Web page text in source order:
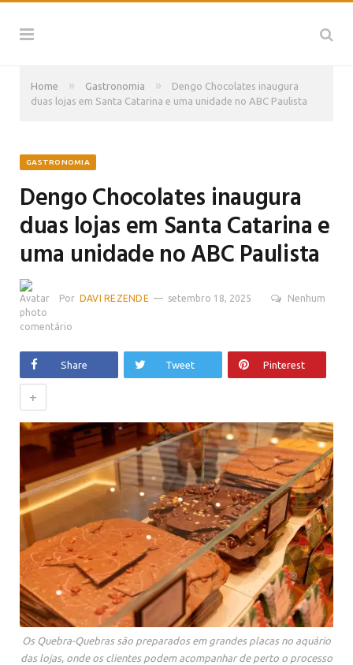
Home » Gastronomia »
Dengo Chocolates inaugura
duas lojas em Santa Catarina e uma unidade no ABC Paulista
GASTRONOMIA
Dengo Chocolates inaugura
duas lojas em Santa Catarina e
uma unidade no ABC Paulista
Por DAVI REZENDE setembro 18, 2025 Nenhum
comentário
Share Tweet Pinterest
+
Os Quebra-Quebras são preparados em grandes placas no aquário
das lojas, onde os clientes podem acompanhar de perto o processo